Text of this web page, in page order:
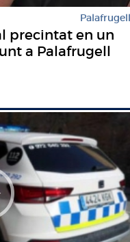
Palafrugell
precintat en un
a Palafrugell